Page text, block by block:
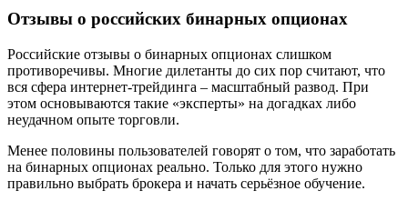
Отзывы о российских бинарных опционах
Российские отзывы о бинарных опционах слишком
противоречивы. Многие дилетанты до сих пор считают, что
вся сфера интернет-трейдинга – масштабный развод. При
этом основываются такие «эксперты» на догадках либо
неудачном опыте торговли.
Менее половины пользователей говорят о том, что заработать
на бинарных опционах реально. Только для этого нужно
правильно выбрать брокера и начать серьёзное обучение.